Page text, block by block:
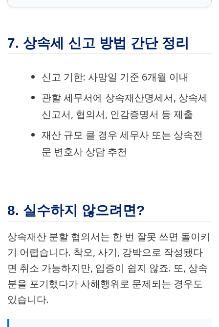
7. 상속세 신고 방법 간단 정리
신고 기한: 사망일 기준 6개월 이내
관할 세무서에 상속재산명세서, 상속세
신고서, 협의서, 인감증명서 등 제출
재산 규모 클 경우 세무사 또는 상속전
문 변호사 상담 추천
8. 실수하지 않으려면?
상속재산 분할 협의서는 한 번 잘못 쓰면 돌이키
기 어렵습니다. 착오, 사기, 강박으로 작성됐다
면 취소 가능하지만, 입증이 쉽지 않죠. 또, 상속
분을 포기했다가 사해행위로 문제되는 경우도
있습니다.